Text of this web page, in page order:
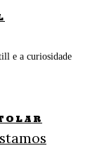
e a curiosidade